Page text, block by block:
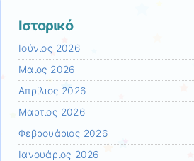
Ιστορικό
Ιούνιος 2026
Μάιος 2026
Απρίλιος 2026
Μάρτιος 2026
Φεβρουάριος 2026
Ιανουάριος 2026